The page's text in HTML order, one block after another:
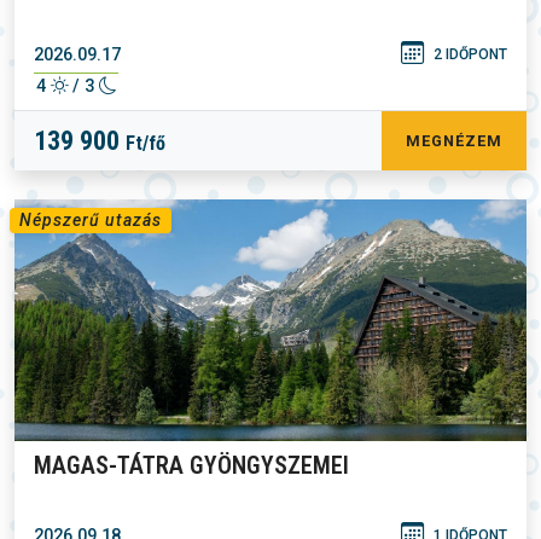
2026.09.17 2 IDŐPONT
4 / 3
139 900 Ft/fő MEGNÉZEM
Népszerű utazás
MAGAS-TÁTRA GYÖNGYSZEMEI
1 IDŐPONT